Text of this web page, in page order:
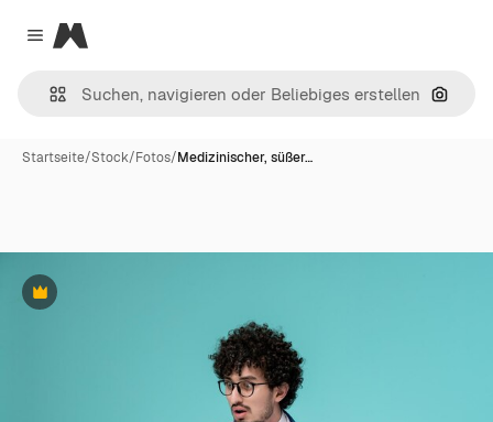
Close menu
Magnific
Nach
Startseite/Stock/Fotos/Medizinischer, süßer…
Premium